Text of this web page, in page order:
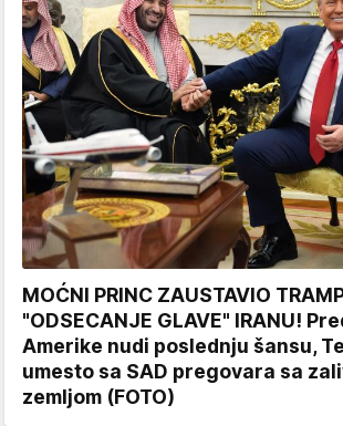
MOĆNI PRINC ZAUSTAVIO
"ODSECANJE GLAVE" IRANU!
Amerike nudi poslednju šansu,
umesto sa SAD pregovara sa
zemljom (FOTO)